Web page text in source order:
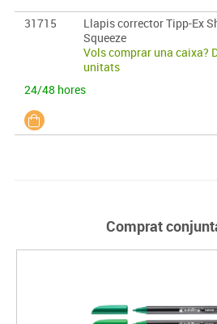
31715
Llapis corrector Tipp-Ex
Squeeze
Vols comprar una caixa?
unitats
24/48 hores
Comprat